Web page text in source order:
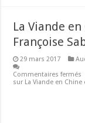
La Viande
Françoise
29 mars 2017
Commentaires fermés
sur La Viande en Chine